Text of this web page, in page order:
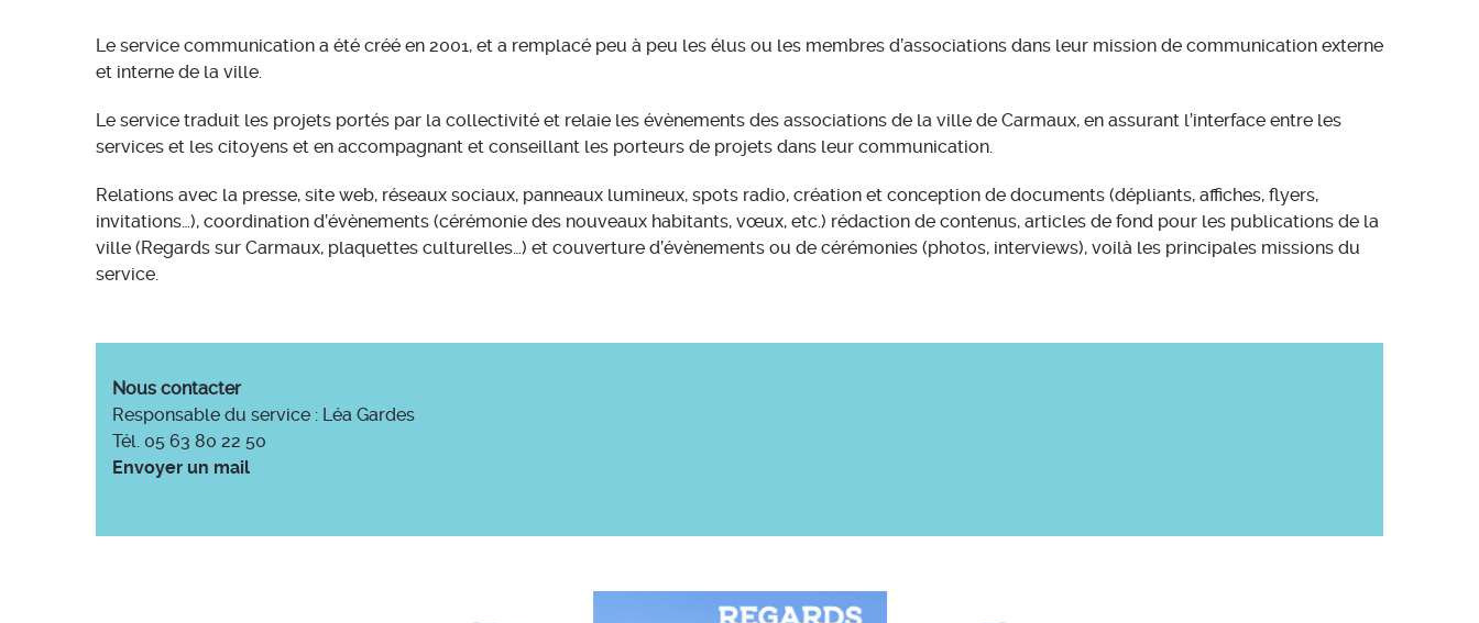
Le service communication a été créé en 2001, et a remplacé peu à peu les élus ou les membres d’associations dans leur mission de communication externe
et interne de la ville.
Le service traduit les projets portés par la collectivité et relaie les évènements des associations de la ville de Carmaux, en assurant l’interface entre les
services et les citoyens et en accompagnant et conseillant les porteurs de projets dans leur communication.
Relations avec la presse, site web, réseaux sociaux, panneaux lumineux, spots radio, création et conception de documents (dépliants, affiches, flyers,
invitations…), coordination d’évènements (cérémonie des nouveaux habitants, vœux, etc.) rédaction de contenus, articles de fond pour les publications de la
ville (Regards sur Carmaux, plaquettes culturelles…) et couverture d’évènements ou de cérémonies (photos, interviews), voilà les principales missions du
service.
Nous contacter
Responsable du service : Léa Gardes
Tél. 05 63 80 22 50
Envoyer un mail